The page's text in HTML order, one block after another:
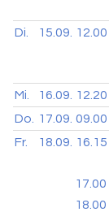
Di.
15.09. 12.00
Mi.
16.09. 12.20
Do.
17.09. 09.00
Fr.
18.09. 16.15
17.00
18.00